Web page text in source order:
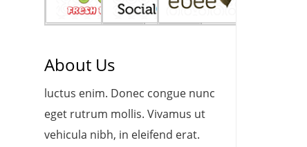
About Us
luctus enim. Donec congue nunc
eget rutrum mollis. Vivamus ut
vehicula nibh, in eleifend erat.